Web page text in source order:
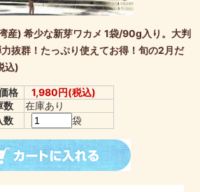
産) 希少な新芽ワカメ 1袋/90g入り。大判
抜群！たっぷり使えてお得！旬の2月だ
込)
格
1,980円(税込)
数
在庫あり
数
袋